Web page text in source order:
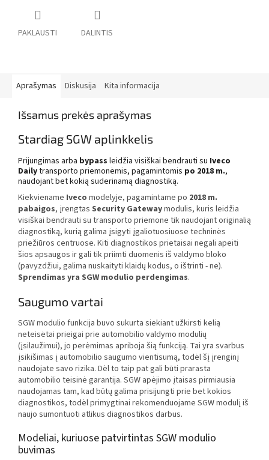
PAKLAUSTI DALINTIS
Aprašymas Diskusija Kita informacija
Išsamus prekės aprašymas
Stardiag SGW aplinkkelis
Prijungimas arba bypass leidžia visiškai bendrauti su Iveco
Dailytransporto priemonėmis, pagamintomis po 2018 m.,
naudojant bet kokią suderinamą diagnostiką.
Kiekviename Iveco modelyje, pagamintame po 2018 m.
pabaigos, įrengtas Security Gatewaymodulis, kuris leidžia
visiškai bendrauti su transporto priemone tik naudojant originalią
diagnostiką, kurią galima įsigyti įgaliotuosiuose techninės
priežiūros centruose. Kiti diagnostikos prietaisai negali apeiti
šios apsaugos ir gali tik priimti duomenis iš valdymo bloko
(pavyzdžiui, galima nuskaityti klaidų kodus, o ištrinti - ne).
Sprendimas yra SGW modulio perdengimas.
Saugumo vartai
SGW modulio funkcija buvo sukurta siekiant užkirsti kelią
neteisėtai prieigai prie automobilio valdymo modulių
(įsilaužimui), jo perėmimas apriboja šią funkciją. Tai yra svarbus
įsikišimas į automobilio saugumo vientisumą, todėl šį įrenginį
naudojate savo rizika. Dėl to taip pat gali būti prarasta
automobilio teisinė garantija. SGW apėjimo įtaisas pirmiausia
naudojamas tam, kad būtų galima prisijungti prie bet kokios
diagnostikos, todėl primygtinai rekomenduojame SGW modulį iš
naujo sumontuoti atlikus diagnostikos darbus.
Modeliai, kuriuose patvirtintas SGW modulio
buvimas